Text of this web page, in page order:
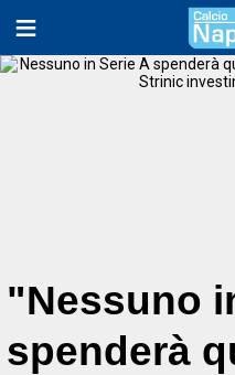
"Nessuno
spenderà